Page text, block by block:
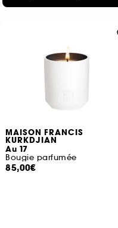
MAISON FRANCIS
KURKDJIAN
Au 17
Bougie parfumée
85,00€